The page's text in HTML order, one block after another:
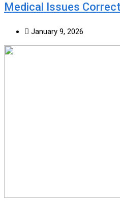
Medical Issues
January 9, 2026